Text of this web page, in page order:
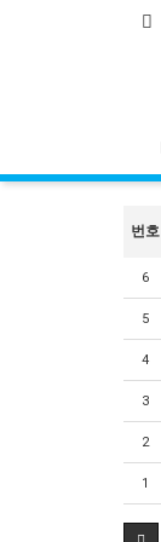
번호
6
5
4
3
2
1